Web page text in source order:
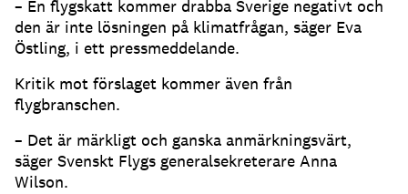
– En flygskatt kommer drabba Sverige negativt och
den är inte lösningen på klimatfrågan, säger Eva
Östling, i ett pressmeddelande.
Kritik mot förslaget kommer även från
flygbranschen.
– Det är märkligt och ganska anmärkningsvärt,
säger Svenskt Flygs generalsekreterare Anna
Wilson.